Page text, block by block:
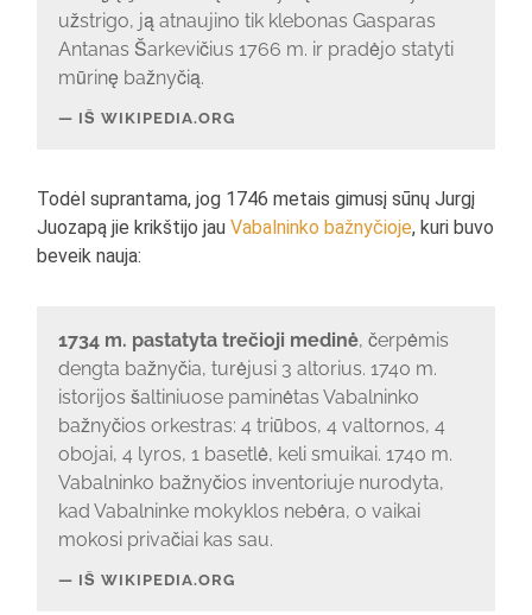
užstrigo, ją atnaujino tik klebonas Gasparas
Antanas Šarkevičius 1766 m. ir pradėjo statyti
mūrinę bažnyčią.
IŠ WIKIPEDIA.ORG
Todėl suprantama, jog 1746 metais gimusį sūnų Jurgį
Juozapą jie krikštijo jauVabalninko bažnyčioje, kuri buvo
beveik nauja:
1734 m. pastatyta trečioji medinė, čerpėmis
dengta bažnyčia, turėjusi 3 altorius. 1740 m.
istorijos šaltiniuose paminėtas Vabalninko
bažnyčios orkestras: 4 triūbos, 4 valtornos, 4
obojai, 4 lyros, 1 basetlė, keli smuikai. 1740 m.
Vabalninko bažnyčios inventoriuje nurodyta,
kad Vabalninke mokyklos nebėra, o vaikai
mokosi privačiai kas sau.
IŠ WIKIPEDIA.ORG